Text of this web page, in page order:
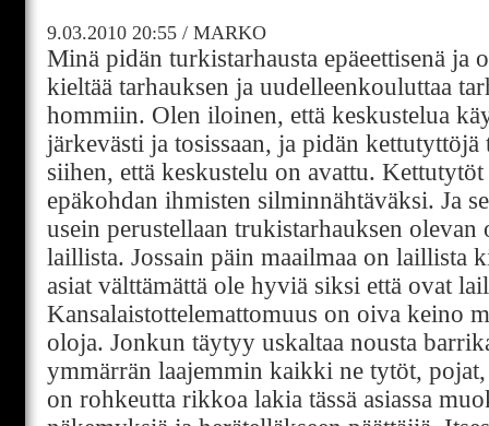
9.03.2010 20:55 / MARKO
Minä pidän turkistarhausta epäeettisenä ja
kieltää tarhauksen ja uudelleenkouluttaa
hommiin. Olen iloinen, että keskustelua
järkevästi ja tosissaan, ja pidän kettutyttöjä
siihen, että keskustelu on avattu.
epäkohdan ihmisten silminnähtäväksi. Ja
usein perustellaan trukistarhauksen olevan
laillista. Jossain päin maailmaa on laillista
asiat välttämättä ole hyviä siksi että ovat
Kansalaistottelemattomuus on oiva keino
oloja. Jonkun täytyy uskaltaa nousta
ymmärrän laajemmin kaikki ne tytöt,
on rohkeutta rikkoa lakia tässä asiassa